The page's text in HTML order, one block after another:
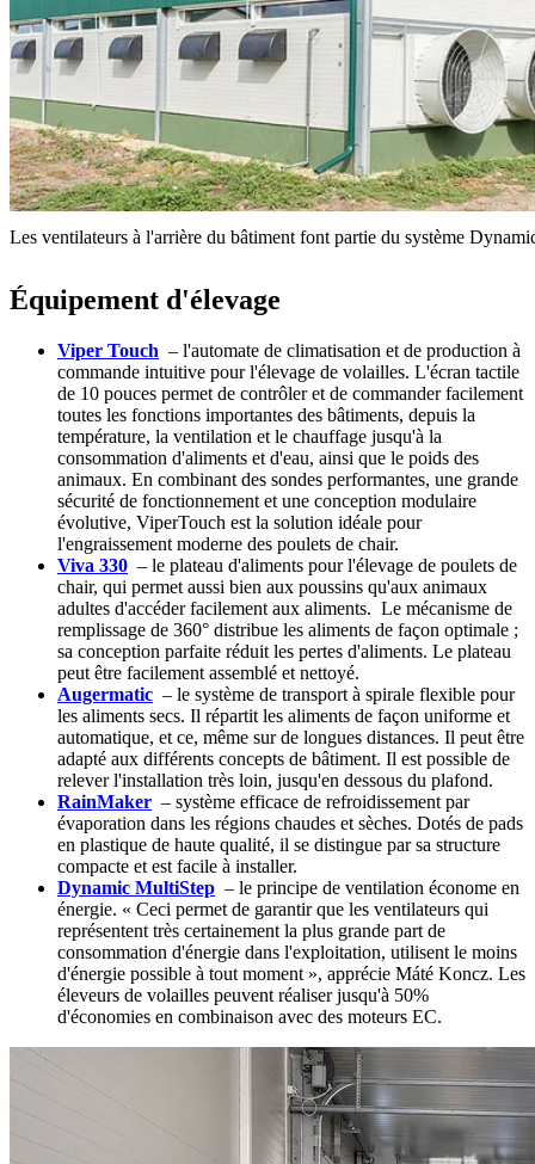
Les ventilateurs à l'arrière du bâtiment font partie du système
Équipement d'élevage
Viper Touch – l'automate de climatisation et de production à
commande intuitive pour l'élevage de volailles. L'écran tactile
de 10 pouces permet de contrôler et de commander facilement
toutes les fonctions importantes des bâtiments, depuis la
température, la ventilation et le chauffage jusqu'à la
consommation d'aliments et d'eau, ainsi que le poids des
animaux. En combinant des sondes performantes, une grande
sécurité de fonctionnement et une conception modulaire
évolutive, ViperTouch est la solution idéale pour
l'engraissement moderne des poulets de chair.
Viva 330 – le plateau d'aliments pour l'élevage de poulets de
chair, qui permet aussi bien aux poussins qu'aux animaux
adultes d'accéder facilement aux aliments. Le mécanisme de
remplissage de 360° distribue les aliments de façon optimale ;
sa conception parfaite réduit les pertes d'aliments. Le plateau
peut être facilement assemblé et nettoyé.
Augermatic – le système de transport à spirale flexible pour
les aliments secs. Il répartit les aliments de façon uniforme et
automatique, et ce, même sur de longues distances. Il peut être
adapté aux différents concepts de bâtiment. Il est possible de
relever l'installation très loin, jusqu'en dessous du plafond.
RainMaker – système efficace de refroidissement par
évaporation dans les régions chaudes et sèches. Dotés de pads
en plastique de haute qualité, il se distingue par sa structure
compacte et est facile à installer.
Dynamic MultiStep – le principe de ventilation économe en
énergie. « Ceci permet de garantir que les ventilateurs qui
représentent très certainement la plus grande part de
consommation d'énergie dans l'exploitation, utilisent le moins
d'énergie possible à tout moment », apprécie Máté Koncz. Les
éleveurs de volailles peuvent réaliser jusqu'à 50%
d'économies en combinaison avec des moteurs EC.